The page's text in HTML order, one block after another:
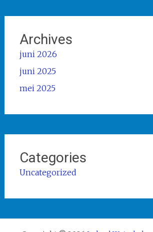
Archives
juni 2026
juni 2025
mei 2025
Categories
Uncategorized